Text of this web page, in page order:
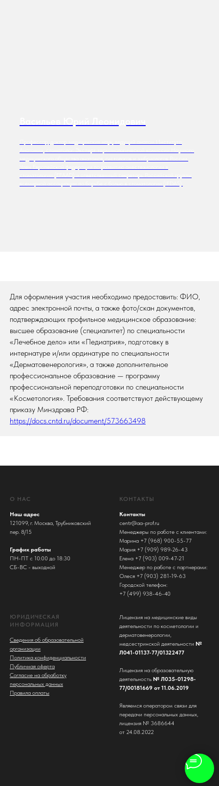
Для оформления участия необходимо предоставить: ФИО,
адрес электронной почты, а также фото/скан документов,
подтверждающих профильное медицинское образование:
высшее образование (специалитет) по специальности
«Лечебное дело» или «Педиатрия», подготовку в
интернатуре и/или ординатуре по специальности
«Дерматовенерология», а также дополнительное
профессиональное образование — программу
профессиональной переподготовки по специальности
«Косметология». Требования соответствуют действующему
приказу Минздрава РФ:
https://docs.cntd.ru/document/573663498
О НАС
Наш адрес
121099, г. Москва, Трубниковский
пер. 8/15
График работы
ПН-ПТ с 10:00 до 18:30
СБ-ВС - выходной
КОНТАКТЫ
Контакты
centr@aa-prof.ru
Менеджеры по работе с клиентами:
Марина +7 (968) 900-55-77
Мария +7 (909) 989-26-43
Елена +7 (903) 009-47-21
Менеджер по работе с партнерами:
Олеся +7 (903) 281-19-63
Городской телефон:
+7 (499) 938-46-40
ЮРИДИЧЕСКАЯ
ИНФОРМАЦИЯ
Сведения об образовательной
организации
Политика конфиденциальности
Публичная оферта
Согласие на обработку
персональных данных
Правила оплаты
Лицензия на медицинские виды
деятельности по косметологии и
дерматовенерологии,
медсестринской деятельности №
Л041-01137-77/01322477
Лицензия на образовательную
деятельность № Л035-01298-
77/00181669 от 11.06.2019
Являемся оператором связи для
передачи персональных данных,
лицензия № 3686644
от 24.08.2022